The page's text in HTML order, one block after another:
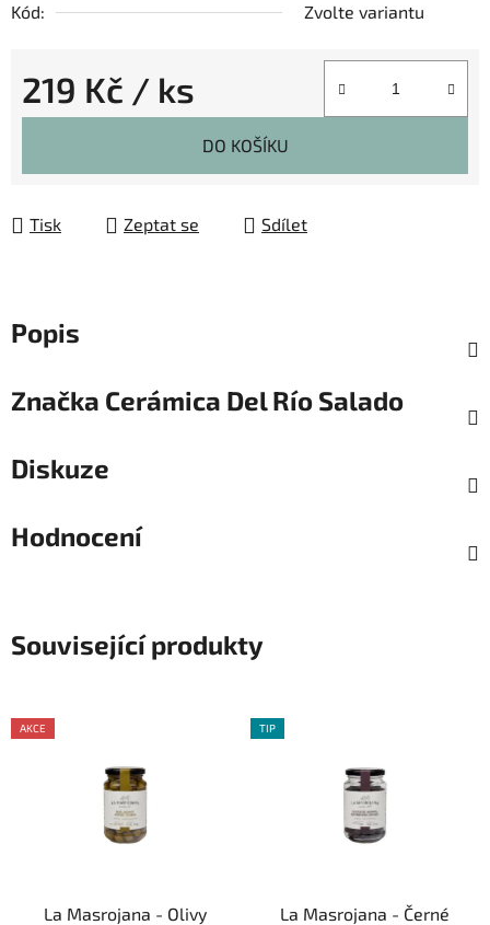
Kód:
Zvolte variantu
219 Kč / ks
Měrná cena:
DO KOŠÍKU
Tisk Zeptat se Sdílet
Popis
Značka Cerámica Del Río Salado
Diskuze
Hodnocení
Související produkty
AKCE
La Masrojana - Olivy
TIP
La Masrojana - Černé